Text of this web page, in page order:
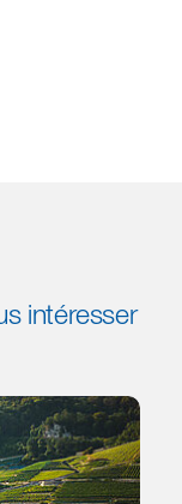
intéresser